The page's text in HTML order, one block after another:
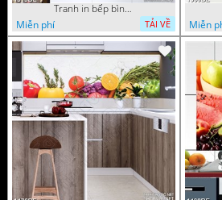
Tranh in bếp bình hoa tươi trên bàn ăn
Miễn phí
TẢI VỀ
Miễn